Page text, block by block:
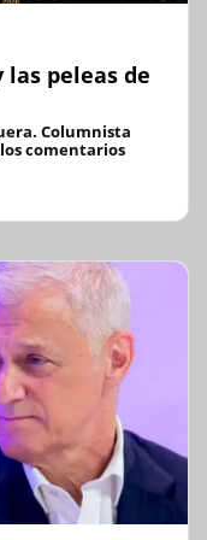
las peleas de
Columnista
comentarios